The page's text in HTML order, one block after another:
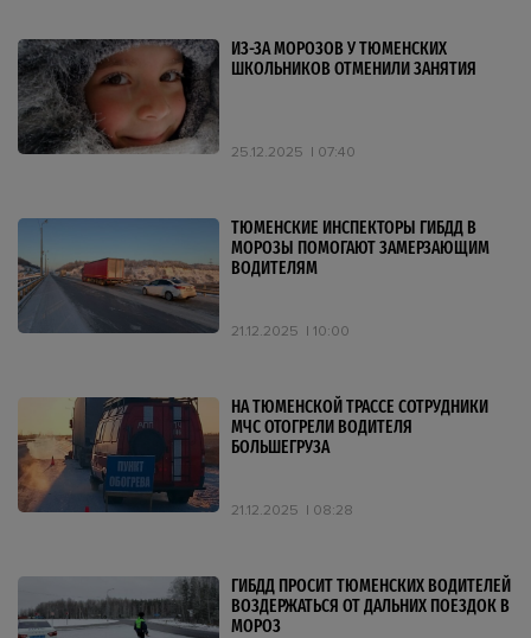
ИЗ-ЗА МОРОЗОВ У ТЮМЕНСКИХ
ШКОЛЬНИКОВ ОТМЕНИЛИ ЗАНЯТИЯ
25.12.2025 07:40
ТЮМЕНСКИЕ ИНСПЕКТОРЫ ГИБДД В
МОРОЗЫ ПОМОГАЮТ ЗАМЕРЗАЮЩИМ
ВОДИТЕЛЯМ
21.12.2025 10:00
НА ТЮМЕНСКОЙ ТРАССЕ СОТРУДНИКИ
МЧС ОТОГРЕЛИ ВОДИТЕЛЯ
БОЛЬШЕГРУЗА
21.12.2025 08:28
ГИБДД ПРОСИТ ТЮМЕНСКИХ ВОДИТЕЛЕЙ
ВОЗДЕРЖАТЬСЯ ОТ ДАЛЬНИХ ПОЕЗДОК В
МОРОЗ